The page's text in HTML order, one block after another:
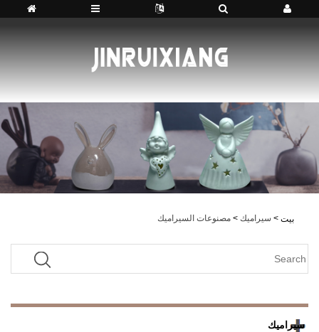
بيت > سيراميك > مصنوعات السيراميك
سيراميك